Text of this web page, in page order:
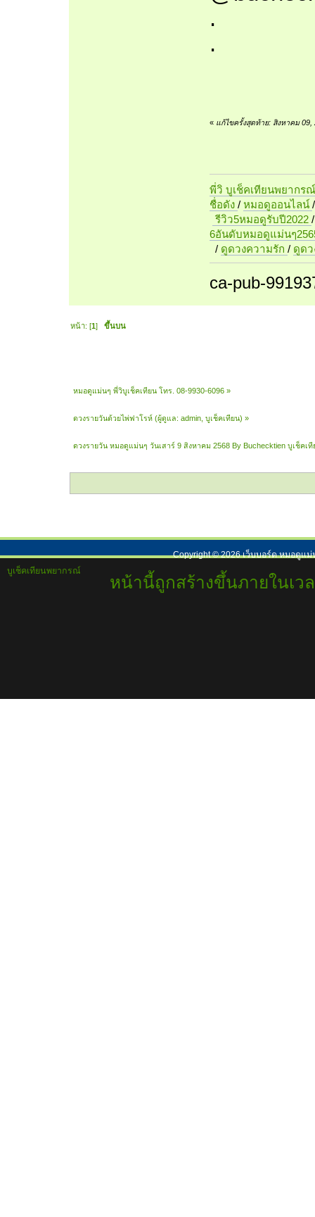
.
.
« แก้ไขครั้งสุดท้าย: สิงหาคม 09,
พี่วิ บูเช็คเทียนพยากร
ชื่อดัง / หมอดูออนไลน์
รีวิว5หมอดูรับปี2022
6อันดับหมอดูแม่นๆ
/ ดูดวงความรัก / ดูด
ca-pub-
หน้า: [1]ขึ้นบน
หมอดูแม่นๆ พี่วิบูเช็คเทียน โทร. 08-9930-6096 »
ดวงรายวันด้วยไพ่ฟาโรห์ (ผู้ดูแล:admin ,บูเช็คเทียน) »
ดวงรายวัน หมอดูแม่นๆ วันเสาร์ 9 สิงหาคม 2568 By Buchecktien บูเช็คเ
Copyright ©2026เว็บบอร์ด หมอดูแม่
บูเช็คเทียนพยากรณ์
หน้านี้ถูกสร้างขึ้นภายในเว